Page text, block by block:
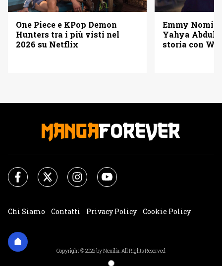
One Piece e KPop Demon
Hunters tra i più visti nel
2026 su Netflix
Emmy
Yahya Abdul-
storia con
Chi Siamo Contatti Privacy Policy
Cookie Policy
Copyright © 2026 by Nexilia. All Rights Reserved